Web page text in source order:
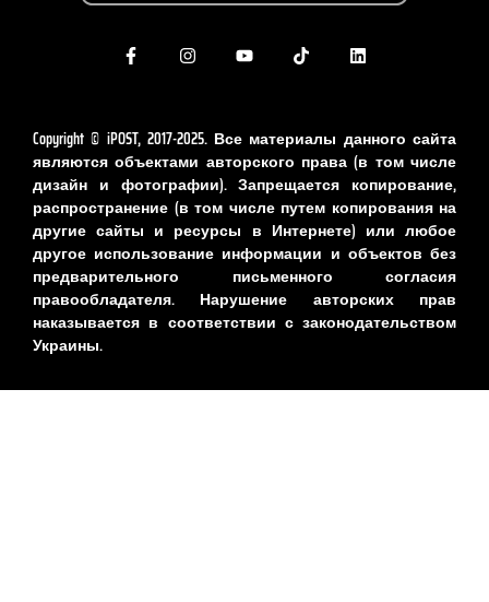
Copyright © iPOST, 2017-2025. Все материалы данного сайта
являются объектами авторского права (в том числе
дизайн и фотографии). Запрещается копирование,
распространение (в том числе путем копирования на
другие сайты и ресурсы в Интернете) или любое
другое использование информации и объектов без
предварительного письменного согласия
правообладателя. Нарушение авторских прав
наказывается в соответствии с законодательством
Украины.